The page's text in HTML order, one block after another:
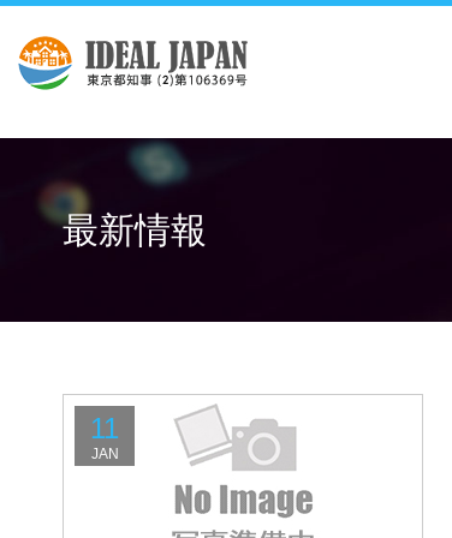
最新情報
11
JAN